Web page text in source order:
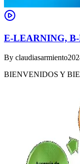
E-LEARNING,
By
BIENVENIDOS Y